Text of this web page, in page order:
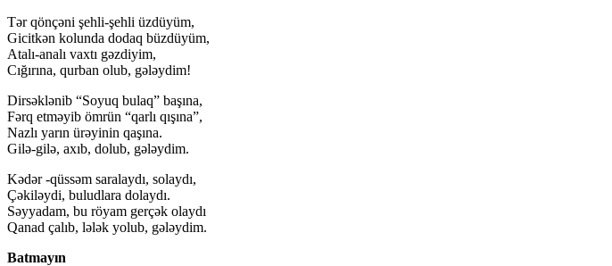
Tər qönçəni şehli-şehli üzdüyüm,
Gicitkən kolunda dodaq büzdüyüm,
Atalı-analı vaxtı gəzdiyim,
Cığırına, qurban olub, gələydim!
Dirsəklənib “Soyuq bulaq” başına,
Fərq etməyib ömrün “qarlı qışına”,
Nazlı yarın ürəyinin qaşına.
Gilə-gilə, axıb, dolub, gələydim.
Kədər -qüssəm saralaydı, solaydı,
Çəkiləydi, buludlara dolaydı.
Səyyadam, bu röyam gerçək olaydı
Qanad çalıb, lələk yolub, gələydim.
Batmayın